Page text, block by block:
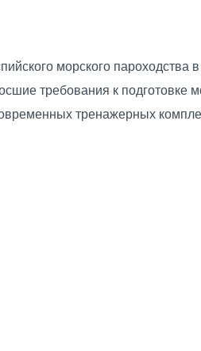
морского пароходства
требования к подготовке
тренажерных